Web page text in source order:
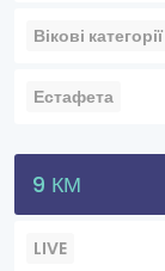
Вікові категорії
Естафета
9 КМ
LIVE